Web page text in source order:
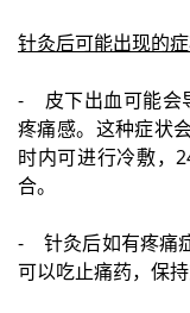
针灸后可能出现的
- 皮下出血可能会
疼痛感。这种症状
时内可进行冷敷，
合。
- 针灸后如有疼痛
可以吃止痛药，保